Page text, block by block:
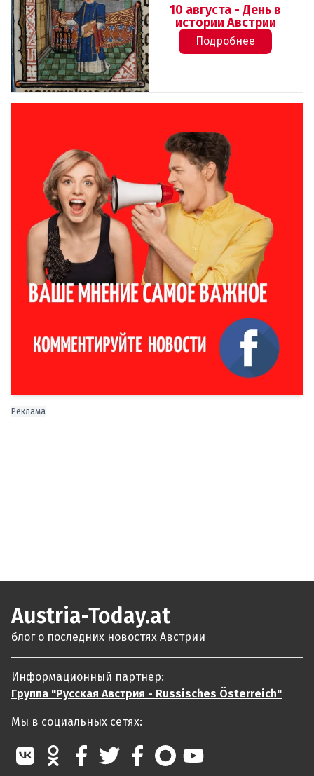
10 августа - День в
истории Австрии
Подробнее
Реклама
Austria-Today.at
блог о последних новостях Австрии
Информационный партнер:
Группа "Русская Австрия - Russisches Österreich"
Мы в социальных сетях: